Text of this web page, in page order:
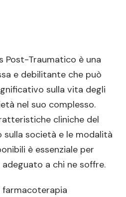
Post-Traumatico è una
e debilitante che può
sulla vita degli
nel suo complesso.
cliniche del
sulla società e le modalità
è essenziale per
a chi ne soffre.
farmacoterapia